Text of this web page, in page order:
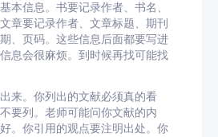
本信息。书要记录作者、书名、
章要记录作者、文章标题、期刊
、页码。这些信息后面都要写进
息会很麻烦。到时候再找可能找
来。你列出的文献必须真的看
要列。老师可能问你文献的内
。你引用的观点要注明出处。你